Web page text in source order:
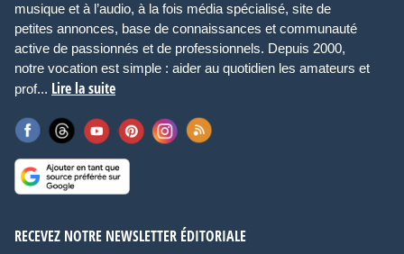
musique et à l’audio, à la fois média spécialisé, site de
petites annonces, base de connaissances et communauté
active de passionnés et de professionnels. Depuis 2000,
notre vocation est simple : aider au quotidien les amateurs et
prof... Lire la suite
RECEVEZ NOTRE NEWSLETTER ÉDITORIALE